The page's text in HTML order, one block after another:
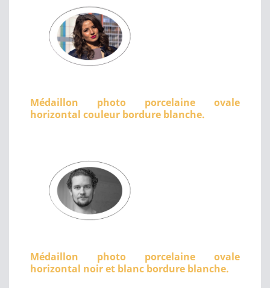
Médaillon photo porcelaine ovale
horizontal couleur bordure blanche.
Médaillon photo porcelaine ovale
horizontal noir et blanc bordure blanche.